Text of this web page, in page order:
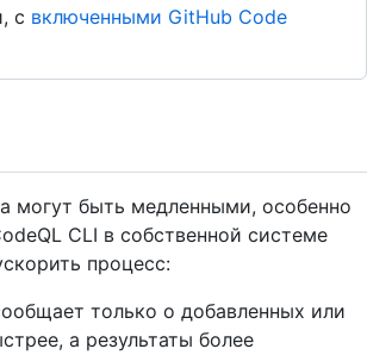
с включенными GitHub Code
могут быть медленными, особенно
CLI в собственной системе
процесс:
только о добавленных или
а результаты более